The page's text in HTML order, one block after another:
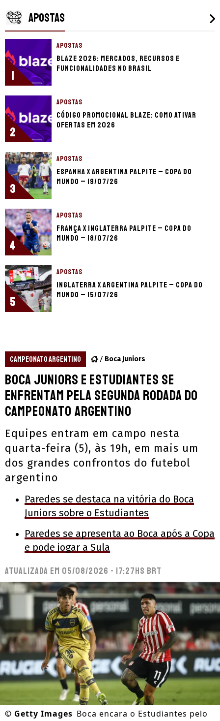
APOSTAS
1
APOSTAS
Blaze 2026: mercados, recursos e
funcionalidades no Brasil
2
APOSTAS
Código promocional Blaze: como ativar
ofertas em 2026
3
APOSTAS
Espanha x Argentina palpite – Copa do
Mundo – 19/07/26
4
APOSTAS
França x Inglaterra palpite – Copa do
Mundo – 18/07/26
5
APOSTAS
Inglaterra x Argentina palpite – Copa do
Mundo – 15/07/26
CAMPEONATO ARGENTINO Boca Juniors
Boca Juniors e Estudiantes se
enfrentam pela segunda rodada do
Campeonato Argentino
Equipes entram em campo nesta
quarta-feira (5), às 19h, em mais um
dos grandes confrontos do futebol
argentino
Paredes se destaca na vitória do Boca
Juniors sobre o Estudiantes
Paredes se apresenta ao Boca após a Copa
e pode jogar a Sula
Atualizada em 05/08/2026 - 17:27hs BRT
© Getty Images Boca encara o Estudiantes pelo